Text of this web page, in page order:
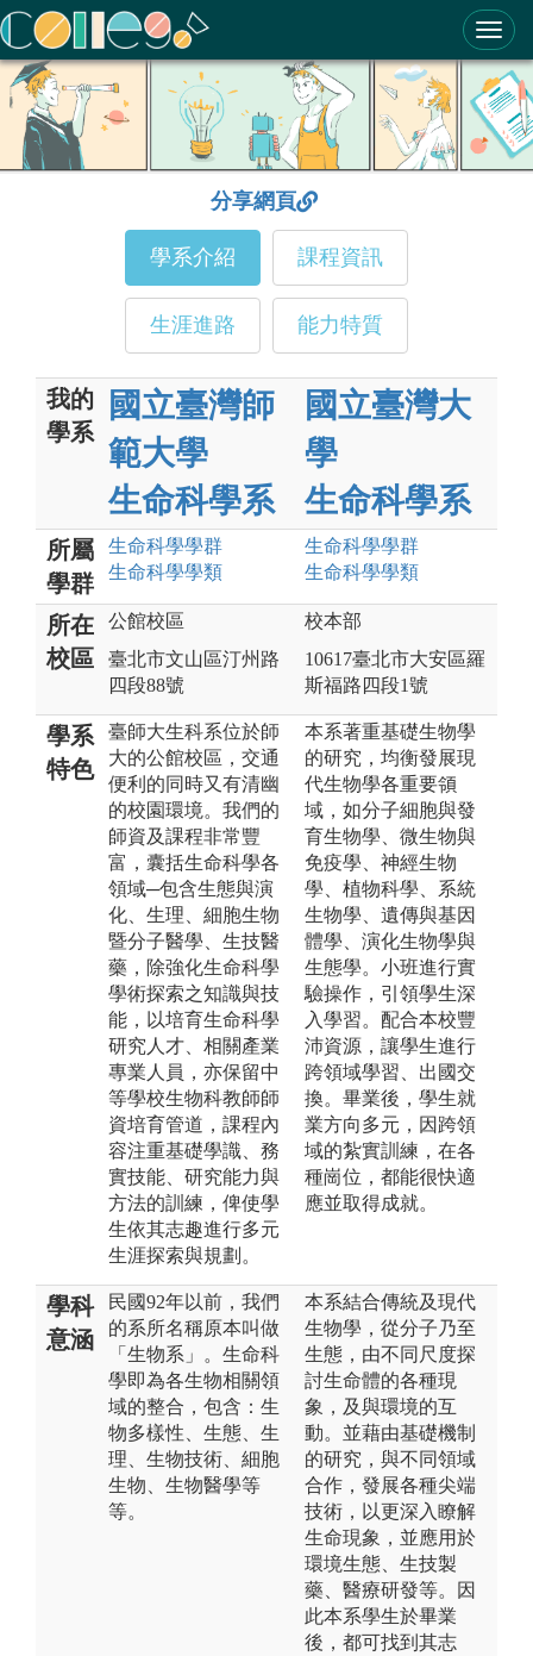
ColleGo! 大學選才與高中育才輔助系統
分享網頁
學系介紹 課程資訊
生涯進路 能力特質
我的
學系
國立臺灣師
範大學
生命科學系
國立臺灣大
學
生命科學系
所屬
學群
生命科學學群
生命科學學類
生命科學學群
生命科學學類
所在
校區
公館校區
臺北市文山區汀州路
四段88號
校本部
10617臺北市大安區羅
斯福路四段1號
學系
特色
臺師大生科系位於師
大的公館校區，交通
便利的同時又有清幽
的校園環境。我們的
師資及課程非常豐
富，囊括生命科學各
領域─包含生態與演
化、生理、細胞生物
暨分子醫學、生技醫
藥，除強化生命科學
學術探索之知識與技
能，以培育生命科學
研究人才、相關產業
專業人員，亦保留中
等學校生物科教師師
資培育管道，課程內
容注重基礎學識、務
實技能、研究能力與
方法的訓練，俾使學
生依其志趣進行多元
生涯探索與規劃。
本系著重基礎生物學
的研究，均衡發展現
代生物學各重要領
域，如分子細胞與發
育生物學、微生物與
免疫學、神經生物
學、植物科學、系統
生物學、遺傳與基因
體學、演化生物學與
生態學。小班進行實
驗操作，引領學生深
入學習。配合本校豐
沛資源，讓學生進行
跨領域學習、出國交
換。畢業後，學生就
業方向多元，因跨領
域的紮實訓練，在各
種崗位，都能很快適
應並取得成就。
學科
意涵
民國92年以前，我們
的系所名稱原本叫做
「生物系」。生命科
學即為各生物相關領
域的整合，包含：生
物多樣性、生態、生
理、生物技術、細胞
生物、生物醫學等
等。
本系結合傳統及現代
生物學，從分子乃至
生態，由不同尺度探
討生命體的各種現
象，及與環境的互
動。並藉由基礎機制
的研究，與不同領域
合作，發展各種尖端
技術，以更深入瞭解
生命現象，並應用於
環境生態、生技製
藥、醫療研發等。因
此本系學生於畢業
後，都可找到其志